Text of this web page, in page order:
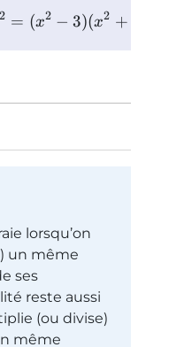
2 = (x2 − 3)(x2 +
lorsqu’on
un même
ses
reste aussi
(ou divise)
même